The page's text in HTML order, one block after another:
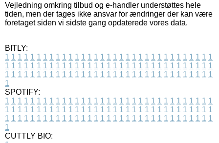
Vejledning omkring tilbud og e-handler understøttes hele
tiden, men der tages ikke ansvar for ændringer der kan være
foretaget siden vi sidste gang opdaterede vores data.
BITLY:
1 1 1 1 1 1 1 1 1 1 1 1 1 1 1 1 1 1 1 1 1 1 1 1 1 1 1 1 1 1 1 1 1
1 1 1 1 1 1 1 1 1 1 1 1 1 1 1 1 1 1 1 1 1 1 1 1 1 1 1 1 1 1 1 1 1
1 1 1 1 1 1 1 1 1 1 1 1 1 1 1 1 1 1 1 1 1 1 1 1 1 1 1 1 1 1 1 1 1
1
SPOTIFY:
1 1 1 1 1 1 1 1 1 1 1 1 1 1 1 1 1 1 1 1 1 1 1 1 1 1 1 1 1 1 1 1 1
1 1 1 1 1 1 1 1 1 1 1 1 1 1 1 1 1 1 1 1 1 1 1 1 1 1 1 1 1 1 1 1 1
1 1 1 1 1 1 1 1 1 1 1 1 1 1 1 1 1 1 1 1 1 1 1 1 1 1 1 1 1 1 1 1 1
1
CUTTLY BIO: